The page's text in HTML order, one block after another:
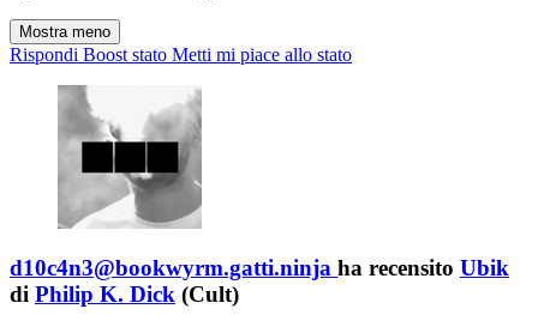
Mostra meno
Rispondi Boost stato Metti mi piace allo stato
d10c4n3@bookwyrm.gatti.ninja ha recensito Ubik
di Philip K. Dick (Cult)